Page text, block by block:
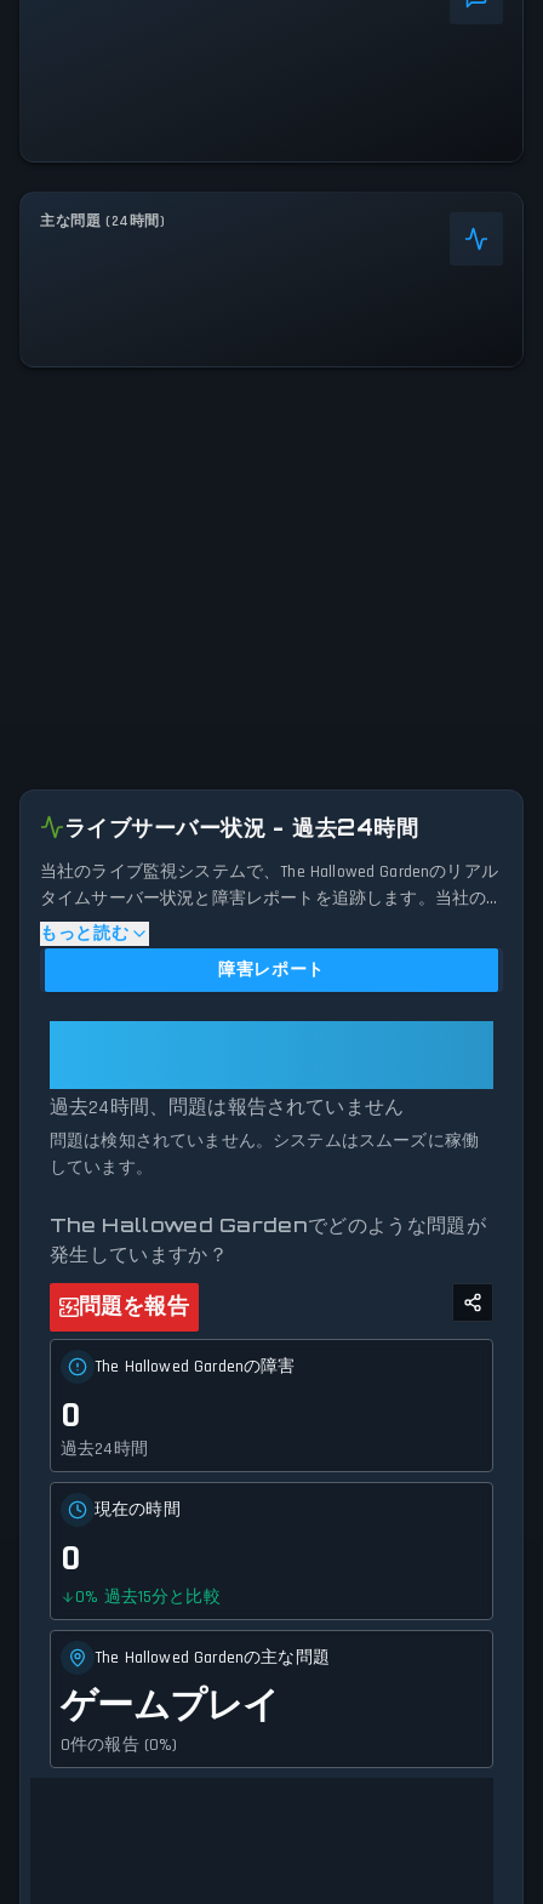
主な問題 (24時間)
ライブサーバー状況 - 過去24時間
当社のライブ監視システムで、The Hallowed Gardenのリアル
タイムサーバー状況と障害レポートを追跡します。当社の
高度な検出アルゴリズムは、過去24時間に送信された接続
問題、サーバー問題、サービス中断の報告を分析します。
現在のThe Hallowed Gardenサーバーパフォーマンスを過去の
も、予期せぬ接続問題を経験している場合でも、当社のス
テータストラッカーは、サービスの可用性とネットワーク
状況に関する正確で最新の情報を提供します。
もっと読む
障害レポート
過去24時間、問題は報告されていません
問題は検知されていません。システムはスムーズに稼働
しています。
The Hallowed Gardenでどのような問題が
発生していますか？
問題を報告
The Hallowed Gardenの障害
0
過去24時間
現在の時間
0
0% 過去15分と比較
The Hallowed Gardenの主な問題
ゲームプレイ
0件の報告 (0%)